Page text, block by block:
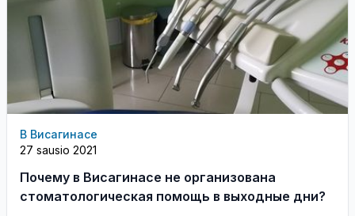
В Висагинасе
27 sausio 2021
Почему в Висагинасе не организована
стоматологическая помощь в выходные дни?